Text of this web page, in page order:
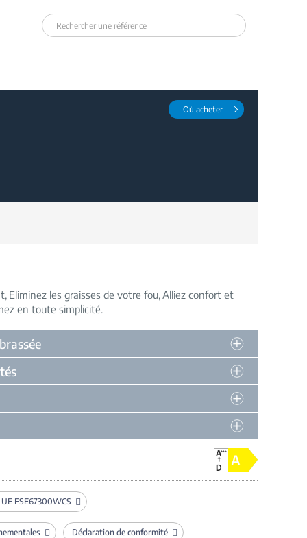
Où acheter
Eliminez les graisses de votre fou Alliez confort et
en toute simplicité
UE FSE67300WCS
Déclaration de conformité